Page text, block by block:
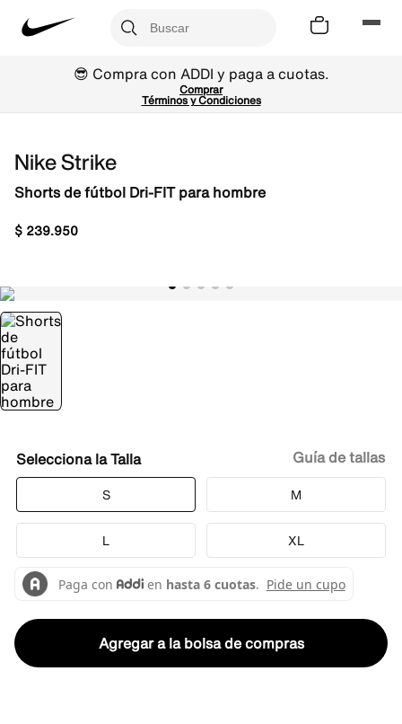
😎 Compra con ADDI y paga a cuotas.
Comprar
Términos y Condiciones
Nike Strike
Shorts de fútbol Dri-FIT para hombre
$ 239.950
Talla
S M
L XL
Guía de tallas
Agregar a la bolsa de compras